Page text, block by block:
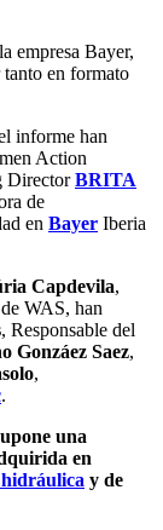
empresa Bayer,
en formato
informe han
Action
DirectorBRITA
de
en Bayer Iberia
Capdevila,
WAS, han
, Responsable del
Gonzáez Saez,
,
.
una
en
y de